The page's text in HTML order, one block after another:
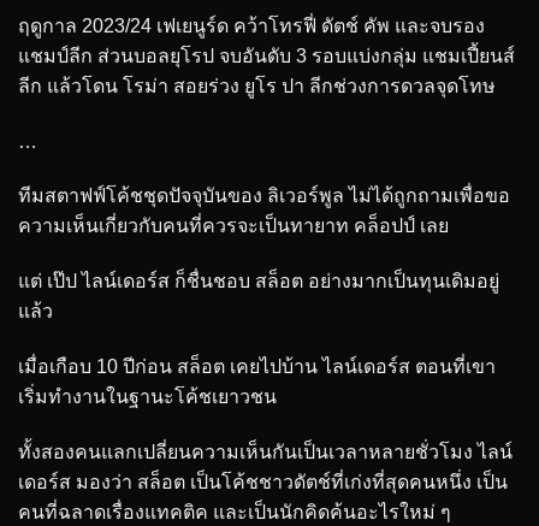
ฤดูกาล 2023/24 เฟเยนูร์ด คว้าโทรฟี่ ดัตช์ คัพ และจบรอง
แชมป์ลีก ส่วนบอลยุโรป จบอันดับ 3 รอบแบ่งกลุ่ม แชมเปี้ยนส์
ลีก แล้วโดน โรม่า สอยร่วง ยูโร ปา ลีกช่วงการดวลจุดโทษ
…
ทีมสตาฟฟ์โค้ชชุดปัจจุบันของ ลิเวอร์พูล ไม่ได้ถูกถามเพื่อขอ
ความเห็นเกี่ยวกับคนที่ควรจะเป็นทายาท คล็อปป์ เลย
แต่ เป๊ป ไลน์เดอร์ส ก็ชื่นชอบ สล็อต อย่างมากเป็นทุนเดิมอยู่
แล้ว
เมื่อเกือบ 10 ปีก่อน สล็อต เคยไปบ้าน ไลน์เดอร์ส ตอนที่เขา
เริ่มทำงานในฐานะโค้ชเยาวชน
ทั้งสองคนแลกเปลี่ยนความเห็นกันเป็นเวลาหลายชั่วโมง ไลน์
เดอร์ส มองว่า สล็อต เป็นโค้ชชาวดัตช์ที่เก่งที่สุดคนหนึ่ง เป็น
คนที่ฉลาดเรื่องแทคติค และเป็นนักคิดค้นอะไรใหม่ ๆ